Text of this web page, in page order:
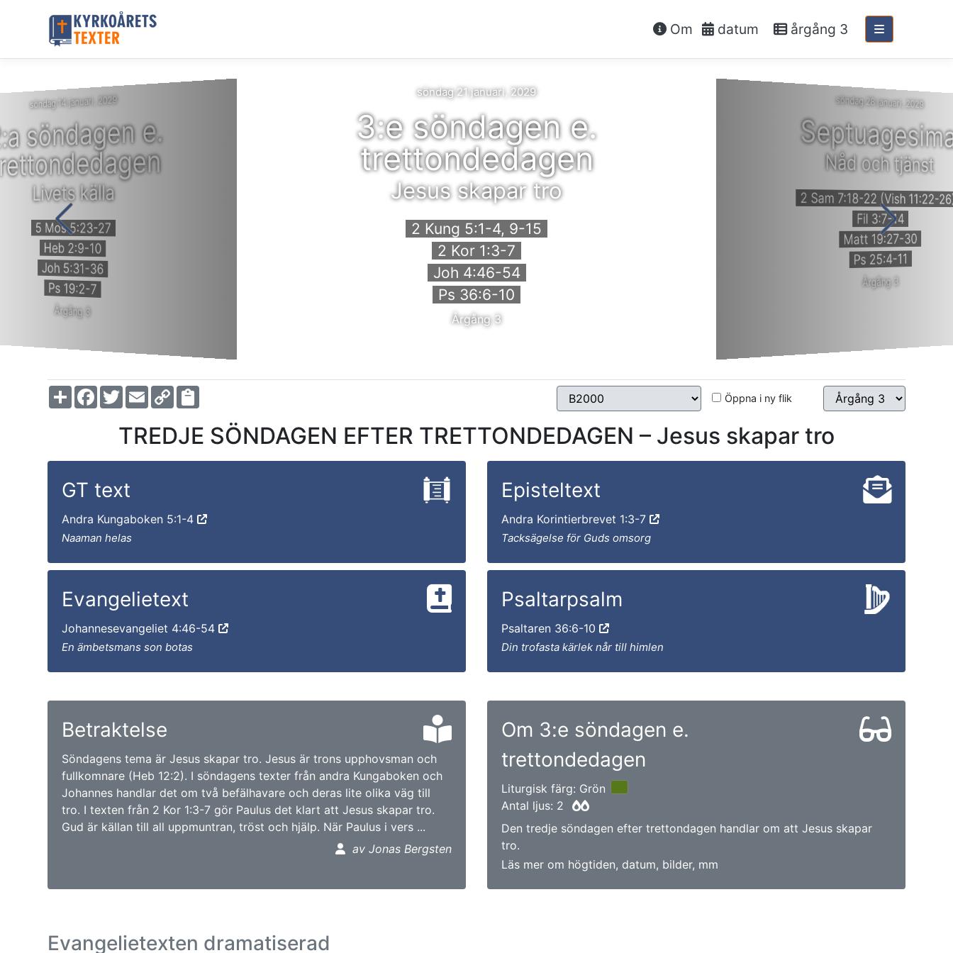
Om datum årgång 3
söndag 14 januari, 2029
söndagen e.
Livets källa
5 Mos 5:23-27
Heb 2:9-10
Joh 5:31-36
Ps 19:2-7
Årgång 3
söndag 21 januari, 2029
3:e söndagen e.
trettondedagen
Jesus skapar tro
2 Kung 5:1-4, 9-15
2 Kor 1:3-7
Joh 4:46-54
Ps 36:6-10
Årgång 3
söndag 28 januari, 2029
Nåd och tjänst
2 Sam 7:18-22 (Vish 11:22-
Fil 3:7-14
Matt 19:27-30
Ps 25:4-11
Årgång 3
ShareFacebook
TwitterEmailCopy
Link Öppna i ny flik
TREDJE SÖNDAGEN EFTER TRETTONDEDAGEN – Jesus skapar tro
GT text
Andra Kungaboken 5:1-4
Naaman helas
Episteltext
Andra Korintierbrevet 1:3-7
Tacksägelse för Guds omsorg
Evangelietext
Johannesevangeliet 4:46-54
En ämbetsmans son botas
Psaltarpsalm
Psaltaren 36:6-10
Din trofasta kärlek når till himlen
Betraktelse
Söndagens tema är Jesus skapar tro. Jesus är trons upphovsman och
fullkomnare (Heb 12:2). I söndagens texter från andra Kungaboken och
Johannes handlar det om två befälhavare och deras lite olika väg till
tro. I texten från 2 Kor 1:3-7 gör Paulus det klart att Jesus skapar tro.
Gud är källan till all uppmuntran, tröst och hjälp. När Paulus i vers ...
av Jonas Bergsten
Om 3:e söndagen e.
trettondedagen
Liturgisk färg: Grön
Antal ljus: 2
Den tredje söndagen efter trettondagen handlar om att Jesus skapar
tro.
Läs mer om högtiden, datum, bilder, mm
Evangelietexten dramatiserad